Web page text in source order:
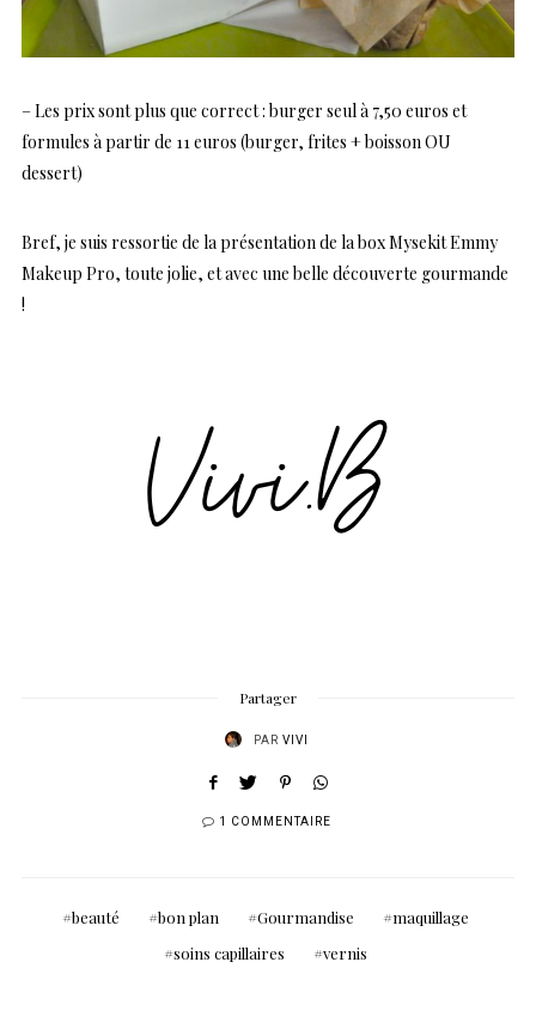
– Les prix sont plus que correct : burger seul à 7,50 euros et
formules à partir de 11 euros (burger, frites + boisson OU
dessert)
Bref, je suis ressortie de la présentation de la box Mysekit Emmy
Makeup Pro, toute jolie, et avec une belle découverte gourmande
!
Partager
PAR VIVI
1 COMMENTAIRE
beauté bon plan Gourmandise
maquillage
soins capillaires
vernis